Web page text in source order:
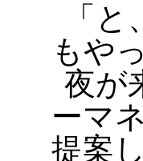
「
もや
夜が
ーマ
提案